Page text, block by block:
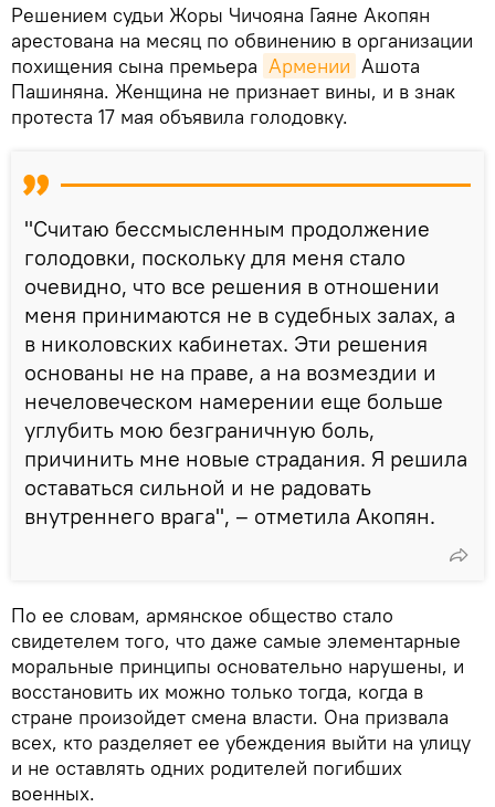
Решением судьи Жоры Чичояна Гаяне Акопян
арестована на месяц по обвинению в организации
похищения сына премьера Армении Ашота
Пашиняна. Женщина не признает вины, и в знак
протеста 17 мая объявила голодовку.
"Считаю бессмысленным продолжение
голодовки, поскольку для меня стало
очевидно, что все решения в отношении
меня принимаются не в судебных залах, а
в николовских кабинетах. Эти решения
основаны не на праве, а на возмездии и
нечеловеческом намерении еще больше
углубить мою безграничную боль,
причинить мне новые страдания. Я решила
оставаться сильной и не радовать
внутреннего врага", – отметила Акопян.
По ее словам, армянское общество стало
свидетелем того, что даже самые элементарные
моральные принципы основательно нарушены, и
восстановить их можно только тогда, когда в
стране произойдет смена власти. Она призвала
всех, кто разделяет ее убеждения выйти на улицу
и не оставлять одних родителей погибших
военных.